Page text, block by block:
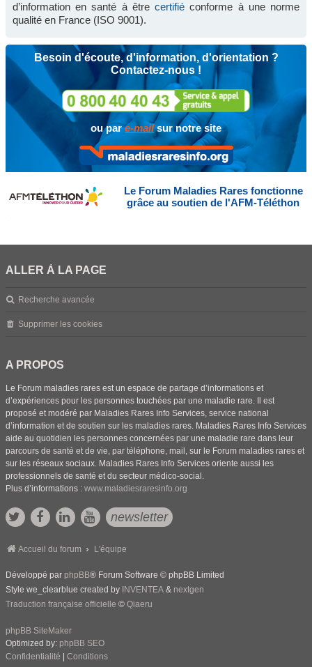
d’information en santé à êtrecertifié conforme à une norme
qualité en France (ISO 9001).
Besoin d'écoute, d'information, d'orientation ?
Contactez-nous !
ou pare-mailsur notre site
Le Forum Maladies Rares fonctionne
grâce au soutien de l'AFM-Téléthon
ALLER À LA PAGE
Recherche avancée
Supprimer les cookies
A PROPOS
Le Forum maladies rares est un espace de partage d’informations et
d’expériences pour les personnes touchées par une maladie rare. Il est
proposé et modéré par Maladies Rares Info Services, service national
d’information et de soutien sur les maladies rares. Maladies Rares Info Services
aide au quotidien les personnes concernées par une maladie rare dans leur
parcours de santé et de vie, par téléphone, mail, sur le Forum maladies rares et
sur les réseaux sociaux. Maladies Rares Info Services oriente aussi les
professionnels de santé et du secteur médico-social.
Plus d’informations : www.maladiesraresinfo.org
newsletter
Accueil du forum L'équipe
Développé par phpBB® Forum Software © phpBB Limited
Style we_clearblue created by INVENTEA & nextgen
Traduction française officielle © Qiaeru
phpBB SiteMaker
Optimized by: phpBB SEO
Confidentialité
Conditions